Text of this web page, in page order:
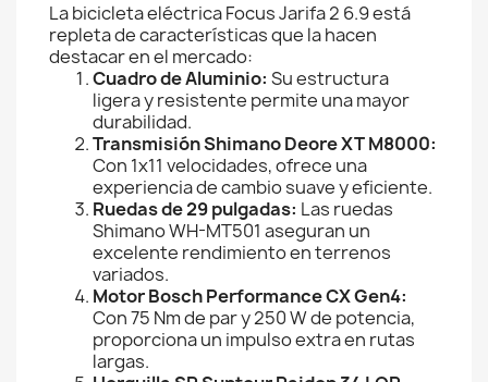
La bicicleta eléctrica Focus Jarifa 2 6.9 está
repleta de características que la hacen
destacar en el mercado:
Cuadro de Aluminio: Su estructura
ligera y resistente permite una mayor
durabilidad.
Transmisión Shimano Deore XT M8000:
Con 1x11 velocidades, ofrece una
experiencia de cambio suave y eficiente.
Ruedas de 29 pulgadas: Las ruedas
Shimano WH-MT501 aseguran un
excelente rendimiento en terrenos
variados.
Motor Bosch Performance CX Gen4:
Con 75 Nm de par y 250 W de potencia,
proporciona un impulso extra en rutas
largas.